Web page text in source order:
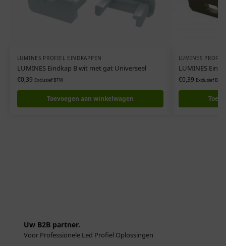
LUMINES PROFIEL EINDKAPPEN
LUMINES Eindkap B wit met gat Universeel
€0,39 Exclusief BTW
Toevoegen aan winkelwagen
LUMINES
LUMINES
€0,39 Exclusief BTW
Uw B2B partner.
Voor Professionele Led Profiel Oplossingen